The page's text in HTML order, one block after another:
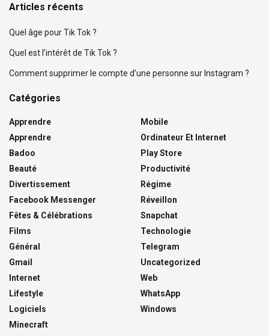
Articles récents
Quel âge pour Tik Tok ?
Quel est l’intérêt de Tik Tok ?
Comment supprimer le compte d’une personne sur Instagram ?
Catégories
Apprendre
Apprendre
Badoo
Beauté
Divertissement
Facebook Messenger
Fêtes & Célébrations
Films
Général
Gmail
Internet
Lifestyle
Logiciels
Minecraft
Mobile
Ordinateur Et Internet
Play Store
Productivité
Régime
Réveillon
Snapchat
Technologie
Telegram
Uncategorized
Web
WhatsApp
Windows